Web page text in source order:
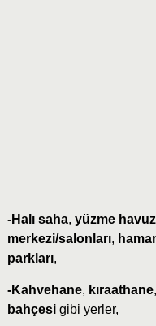
-Halı saha, yüzme
merkezi/salonları,
parkları,
-Kahvehane, kıraathane,
bahçesi gibi yerler,